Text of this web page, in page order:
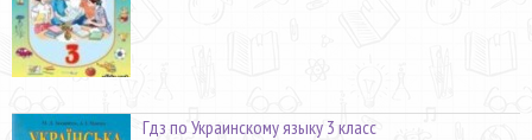
Гдз по Украинскому языку 3 класс